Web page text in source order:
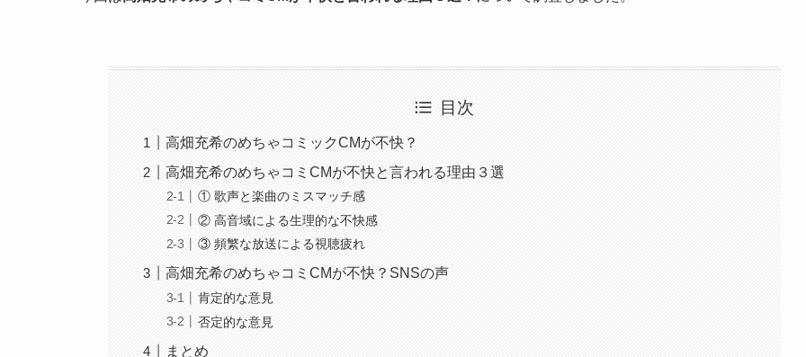
目次
高畑充希のめちゃコミックCMが不快？
高畑充希のめちゃコミCMが不快と言われる理由３選
① 歌声と楽曲のミスマッチ感
② 高音域による生理的な不快感
③ 頻繁な放送による視聴疲れ
高畑充希のめちゃコミCMが不快？SNSの声
肯定的な意見
否定的な意見
まとめ